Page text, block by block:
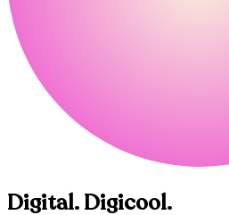
Digital. Digicool.